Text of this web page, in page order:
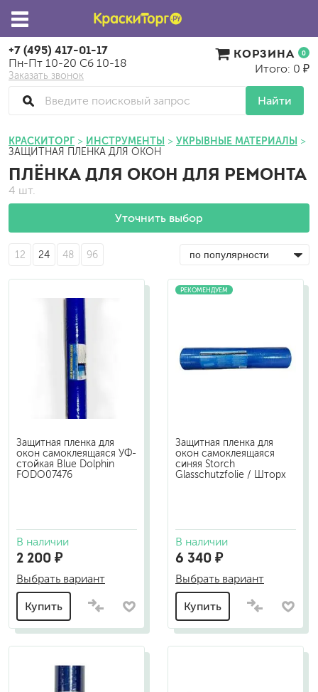
+7 (495) 417-01-17
Пн-Пт 10-20 Сб 10-18
Заказать звонок
Найти
КОРЗИНА 0
Итого: 0 ₽
КРАСКИТОРГ ИНСТРУМЕНТЫ УКРЫВНЫЕ МАТЕРИАЛЫ
ЗАЩИТНАЯ ПЛЕНКА ДЛЯ ОКОН
ПЛЁНКА ДЛЯ ОКОН ДЛЯ РЕМОНТА
4 шт.
Уточнить выбор
12 24 48 96
Защитная пленка для
окон самоклеящаяся УФ-
стойкая Blue Dolphin
FODO07476
В наличии
2 200 ₽
Выбрать вариант
Купить
РЕКОМЕНДУЕМ
Защитная пленка для
окон самоклеящаяся
синяя Storch
Glasschutzfolie / Шторх
В наличии
6 340 ₽
Выбрать вариант
Купить